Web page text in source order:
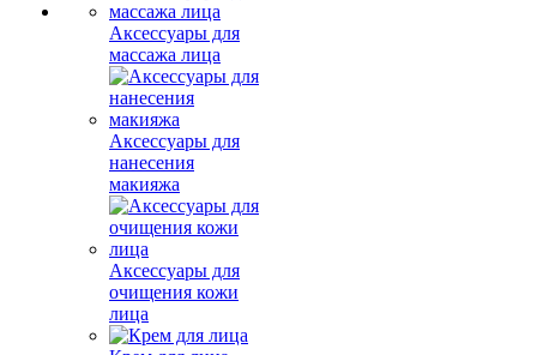
Аксессуары для
массажа лица
Аксессуары для
нанесения
макияжа
Аксессуары для
очищения кожи
лица